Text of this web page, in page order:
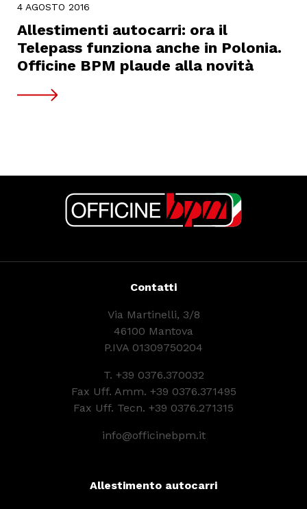
4 AGOSTO 2016
Allestimenti autocarri: ora il
Telepass funziona anche in Polonia.
Officine BPM plaude alla novità
Contatti
Via Martinelli, 3/8
46100 Mantova
P.IVA 01309750204
T. +39 0376.370032
Fax Uff. Amm. +39 0376.371495
Fax Uff. Tecn. +39 0376.271315
info@officinebpm.it
Allestimento autocarri